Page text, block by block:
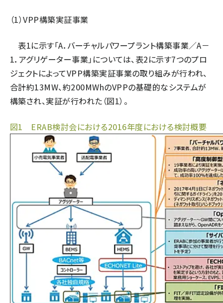
（1）VPP構築実証事業
表1に示す「A．バーチャルパワープラント構築事業／A－
1．アグリゲーター事業」については、表2に示す7つのプロ
ジェクトによってVPP構築実証事業の取り組みが行われ、
合計約13MW、約200MWhのVPPの基礎的なシステムが
構築され、実証が行われた（図1）。
図1 ERAB検討会における2016年度における検討概要